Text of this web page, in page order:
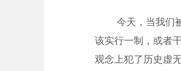
今天，当我们
该实行一制，或者
观念上犯了历史虚